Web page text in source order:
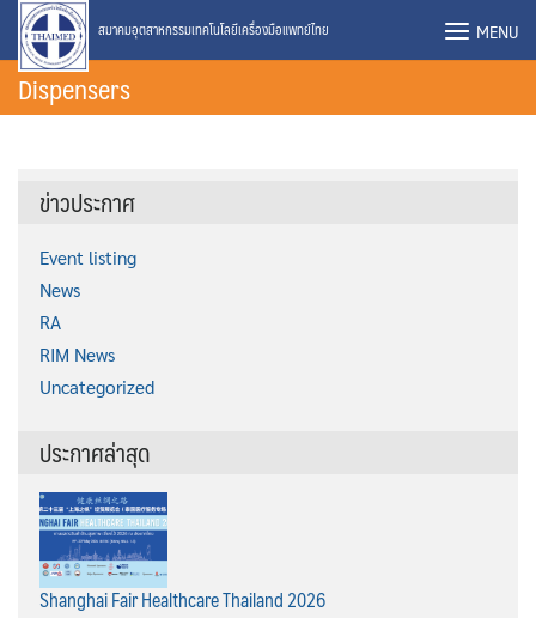
Skip
content
สมาคมอุตสาหกรรมเทคโนโลยีเครื่องมือแพทย์ไทย MENU
Dispensers
ข่าวประกาศ
Event listing
News
RA
RIM News
Uncategorized
ประกาศล่าสุด
Shanghai Fair Healthcare Thailand 2026